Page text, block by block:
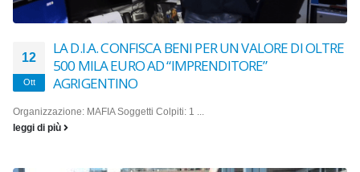
12
Ott
LA D.I.A. CONFISCA BENI PER UN VALORE DI OLTRE
500 MILA EURO AD “IMPRENDITORE”
AGRIGENTINO
Organizzazione: MAFIA Soggetti Colpiti: 1 ...
leggi di più